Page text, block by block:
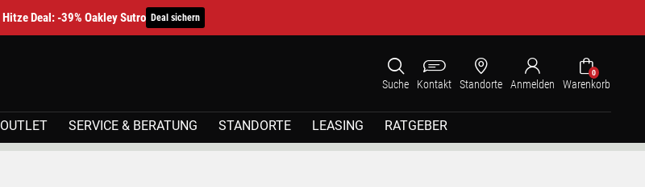
Hitze Deal: -39% Oakley Sutro Deal sichern
Suche Kontakt Standorte Anmelden
0
Warenkorb
OUTLET SERVICE & BERATUNG STANDORTE LEASING RATGEBER